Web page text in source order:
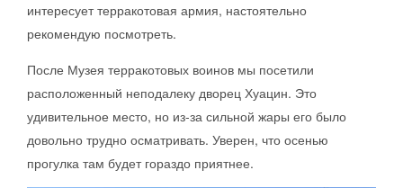
интересует терракотовая армия, настоятельно
рекомендую посмотреть.
После Музея терракотовых воинов мы посетили
расположенный неподалеку дворец Хуацин. Это
удивительное место, но из-за сильной жары его было
довольно трудно осматривать. Уверен, что осенью
прогулка там будет гораздо приятнее.